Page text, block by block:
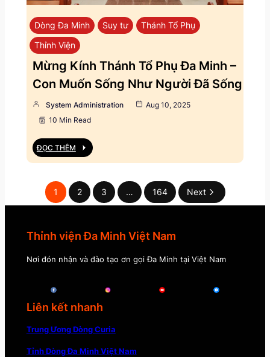
Dòng Đa Minh Suy tư
Thánh Tổ Phụ
Thỉnh Viện
Mừng Kính Thánh Tổ Phụ Đa Minh –
Con Muốn Sống Như Người Đã Sống
System Administration
Aug 10, 2025
10 Min Read
ĐỌC THÊM
1 2 3 … 164 Next
Thỉnh viện Đa Minh Việt Nam
Nơi đón nhận và đào tạo ơn gọi Đa Minh tại Việt Nam
Liên kết nhanh
Trung Ương Dòng Curia
Tỉnh Dòng Đa Minh Việt Nam